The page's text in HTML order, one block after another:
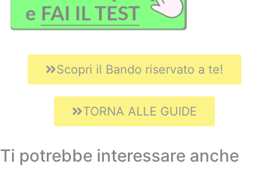
Scopri il Bando riservato a te!
TORNA ALLE GUIDE
Ti potrebbe interessare anche